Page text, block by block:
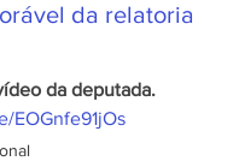
da relatoria
da deputada.
EOGnfe91jOs